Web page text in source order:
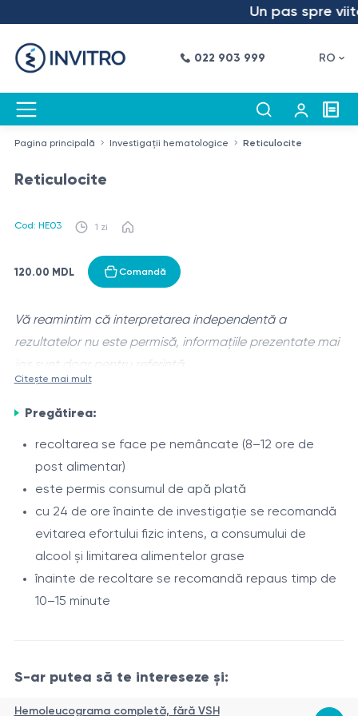
Un pas spre
022 903 999 RO
Pagina principală Investigații hematologice Reticulocite
Reticulocite
Cod: HE03 1 zi
120.00 MDL Comandă
Vă reamintim că interpretarea independentă a
rezultatelor nu este permisă, informațiile prezentate mai
jos sunt doar pentru referință.
conțin urme de acid ribonucleic și reflectă activitatea
măduvei osoase în procesul de eritropoieză.
Determinarea nivelului de reticulocite este utilizată
pentru evaluarea capacității regenerative a sistemului
hematopoietic și a dinamicii formării eritrocitelor.
Analiza permite evaluarea activității măduvei osoase, a
intensității producției de eritrocite și a răspunsului
organismului la anemii, hemoragii sau tratamente care
stimulează hematopoieza.
Indicații
diagnosticarea și evaluarea diferențială a anemiilor
evaluarea răspunsului compensator după pierderi
feriprive, megaloblastice sau hemolitice
Citește mai mult
Pregătirea:
recoltarea se face pe nemâncate (8–12 ore de
post alimentar)
este permis consumul de apă plată
cu 24 de ore înainte de investigație se recomandă
evitarea efortului fizic intens, a consumului de
alcool și limitarea alimentelor grase
înainte de recoltare se recomandă repaus timp de
10–15 minute
S-ar putea să te intereseze și:
Hemoleucograma completă, fără VSH